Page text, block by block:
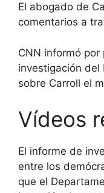
El abogado de
comentarios a
CNN informó por
investigación del
sobre Carroll el
Vídeos
El informe de
entre los
que el